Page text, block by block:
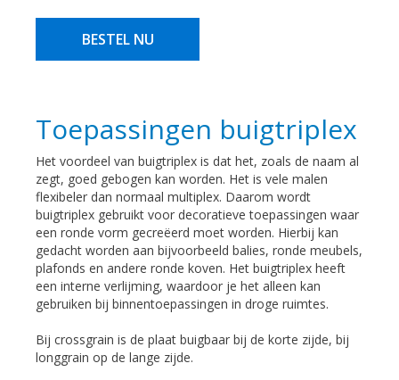
BESTEL NU
Toepassingen buigtriplex
Het voordeel van buigtriplex is dat het, zoals de naam al
zegt, goed gebogen kan worden. Het is vele malen
flexibeler dan normaal multiplex. Daarom wordt
buigtriplex gebruikt voor decoratieve toepassingen waar
een ronde vorm gecreëerd moet worden. Hierbij kan
gedacht worden aan bijvoorbeeld balies, ronde meubels,
plafonds en andere ronde koven. Het buigtriplex heeft
een interne verlijming, waardoor je het alleen kan
gebruiken bij binnentoepassingen in droge ruimtes.
Bij crossgrain is de plaat buigbaar bij de korte zijde, bij
longgrain op de lange zijde.